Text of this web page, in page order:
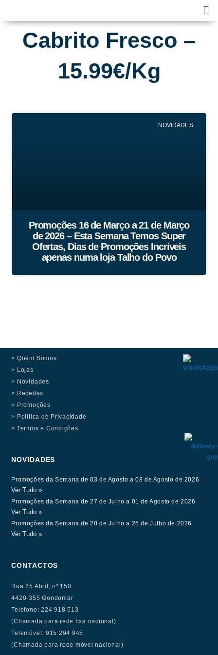
content
Cabrito Fresco –
15.99€/Kg
NOVIDADES
Promoções 16 de Março a 21 de Março
de 2026 – Esta Semana Temos Super
Ofertas, Dias de Promoções Incríveis
apenas numa loja Talho do Povo
> Quem Somos
> Lojas
> Novidades
> Receitas
> Promoções
> Política de Privacidade
> Termos e Condições
NOVIDADES
Promoções da Semana de 03 de Agosto a 08 de Agosto de 2026
Ver Tudo »
Promoções da Semana de 27 de Julho a 01 de Agosto de 2026
Ver Tudo »
Promoções da Semana de 20 de Julho a 25 de Julho de 2026
Ver Tudo »
CONTACTOS
Rua 25 Abril, nº 150
4420-355 Gondomar
Telefone: 224 918 513
(Chamada para rede fixa nacional)
Telemóvel: 915 294 945
(Chamada para rede móvel nacional)